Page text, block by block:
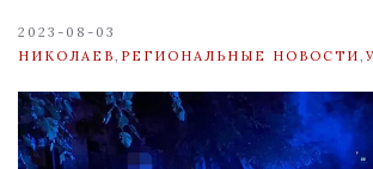
2023-08-03
НИКОЛАЕВ РЕГИОНАЛЬНЫЕ НОВОСТИ